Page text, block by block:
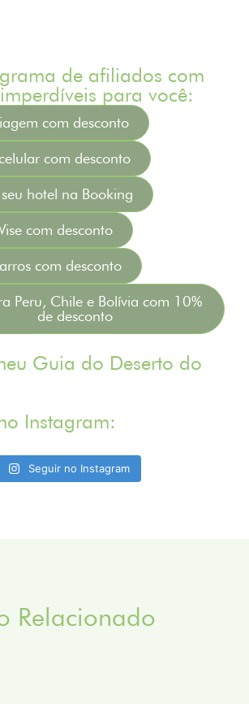
de afiliados com
para você:
com desconto
com desconto
seu hotel na Booking
com desconto
com desconto
Peru, Chile e Bolívia com 10%
de desconto
Guia do Deserto do
Instagram:
Seguir no Instagram
Relacionado